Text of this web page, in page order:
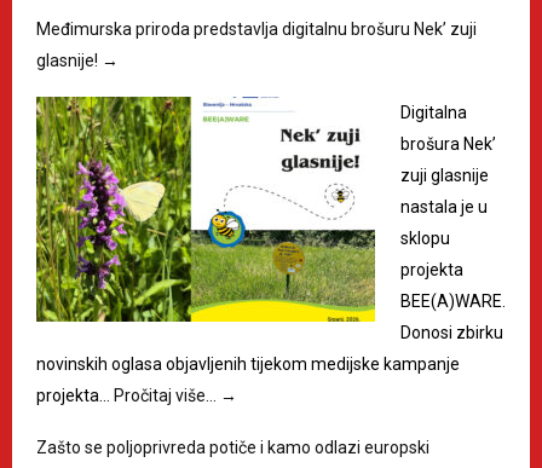
Međimurska priroda predstavlja digitalnu brošuru Nek’ zuji
glasnije! →
Digitalna
brošura Nek’
zuji glasnije
nastala je u
sklopu
projekta
BEE(A)WARE.
Donosi zbirku
novinskih oglasa objavljenih tijekom medijske kampanje
projekta… Pročitaj više… →
Zašto se poljoprivreda potiče i kamo odlazi europski